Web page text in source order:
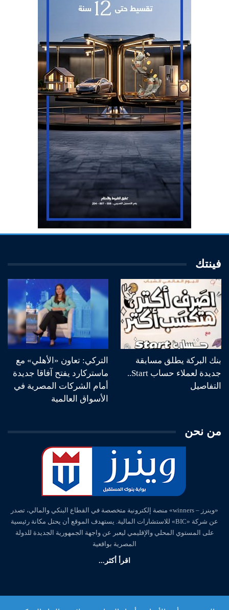
فينتك
بنك البركة يطلق مسابقة
جديدة لعملاء حساب Start..
التفاصيل
التركي: تعاون «الأهلي» مع
ماستركارد يفتح آفاقا جديدة
أمام الشركات المصرية في
الأسواق العالمية
من نحن
«وينرز – winners» منصة إلكترونية متخصصة في القطاع البنكي والمالي، تصدر
عن شركة «BIC» للاستشارات المالية. يستهدف الموقع أن يحتل مكانة رئيسية
على المستوي المحلي والإقليمي ليعبر عن واجهة الجمهورية الجديدة للدولة
المصرية بواقعية
اقرأ أكثر...